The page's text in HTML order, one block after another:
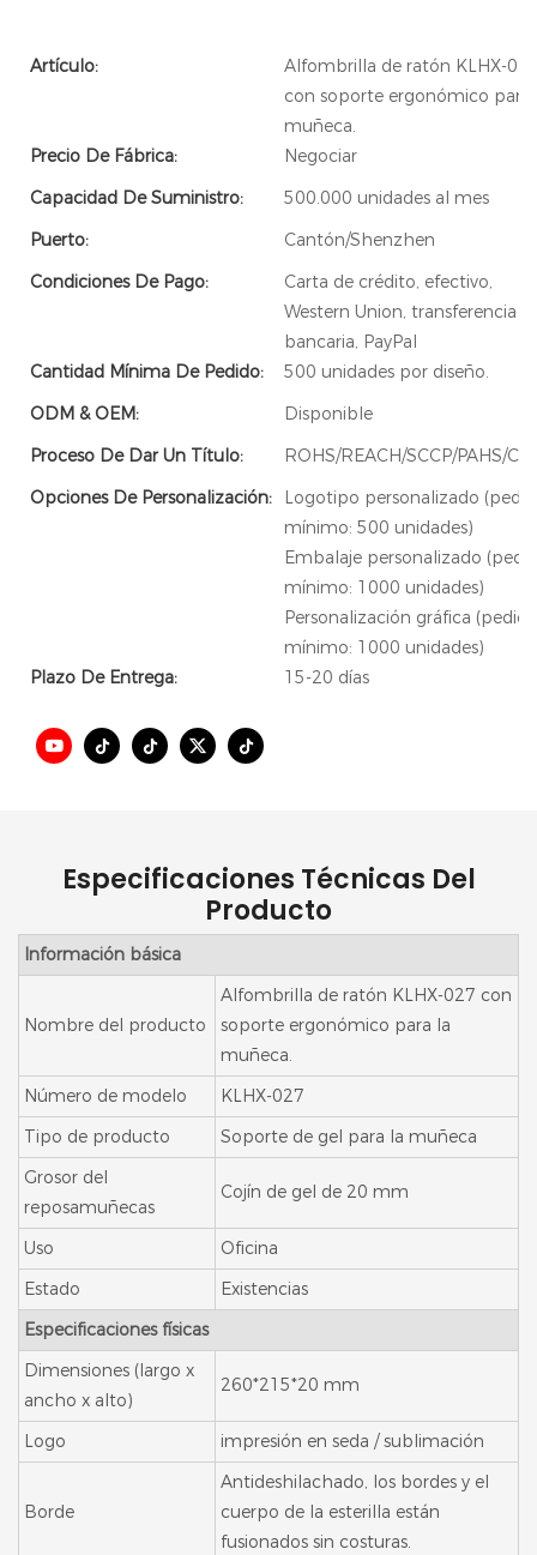
Artículo:
Alfombrilla de ratón KLHX-
con soporte ergonómico para
muñeca.
Precio De Fábrica:
Negociar
Capacidad De Suministro:
500.000 unidades al mes
Puerto:
Cantón/Shenzhen
Condiciones De Pago:
Carta de crédito, efectivo,
Western Union, transferencia
bancaria, PayPal
Cantidad Mínima De Pedido:
500 unidades por diseño.
ODM & OEM:
Disponible
Proceso De Dar Un Título:
ROHS/REACH/SCCP/PAHS/
Opciones De Personalización:
Logotipo personalizado
mínimo: 500 unidades)
Embalaje personalizado
mínimo: 1000 unidades)
Personalización gráfica (pedido
mínimo: 1000 unidades)
Plazo De Entrega:
15-20 días
Especificaciones Técnicas Del
Producto
Información básica
Nombre del producto
Alfombrilla de ratón KLHX-027 con
soporte ergonómico para la
muñeca.
Número de modelo
KLHX-027
Tipo de producto
Soporte de gel para la muñeca
Grosor del
reposamuñecas
Cojín de gel de 20 mm
Uso
Oficina
Estado
Existencias
Especificaciones físicas
Dimensiones (largo x
ancho x alto)
260*215*20 mm
Logo impresión en seda / sublimación
Borde
Antideshilachado, los bordes y el
cuerpo de la esterilla están
fusionados sin costuras.